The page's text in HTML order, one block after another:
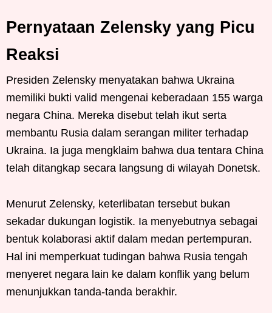
Pernyataan Zelensky yang Picu
Reaksi
Presiden Zelensky menyatakan bahwa Ukraina
memiliki bukti valid mengenai keberadaan 155 warga
negara China. Mereka disebut telah ikut serta
membantu Rusia dalam serangan militer terhadap
Ukraina. Ia juga mengklaim bahwa dua tentara China
telah ditangkap secara langsung di wilayah Donetsk.
Menurut Zelensky, keterlibatan tersebut bukan
sekadar dukungan logistik. Ia menyebutnya sebagai
bentuk kolaborasi aktif dalam medan pertempuran.
Hal ini memperkuat tudingan bahwa Rusia tengah
menyeret negara lain ke dalam konflik yang belum
menunjukkan tanda-tanda berakhir.